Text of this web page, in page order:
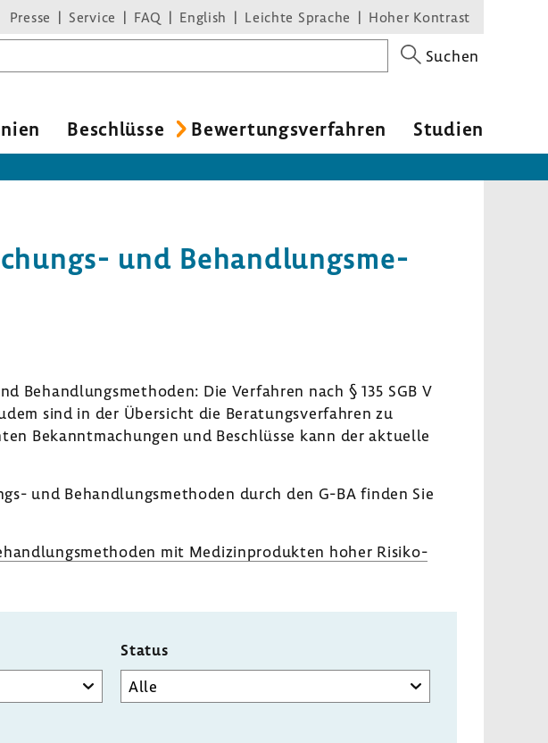
Presse Service FAQ English Leichte Sprache Hoher Kontrast
Suchen
Beschlüsse Bewer­tungs­ver­fahren Studien
und Behand­lungs­me­
Behand­lungs­me­thoden: Die Verfahren nach § 135 SGB V
sind in der Über­sicht die Bera­tungs­ver­fahren zu
Bekannt­ma­chungen und Beschlüsse kann der aktu­elle
und Behand­lungs­me­thoden durch den G-BA finden Sie
mit Medi­zin­pro­dukten hoher Risi­ko­
Status